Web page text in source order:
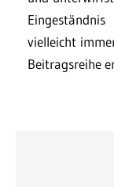
vielleicht
Beitragsreihe